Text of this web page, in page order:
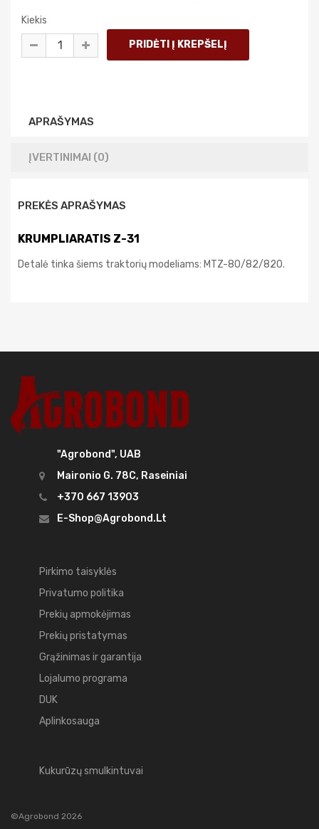
Kiekis
APRAŠYMAS
ĮVERTINIMAI (0)
PREKĖS APRAŠYMAS
KRUMPLIARATIS Z-31
Detalė tinka šiems traktorių modeliams: MTZ-80/82/820.
"Agrobond", UAB
Maironio G. 78C, Raseiniai
+370 667 13903
E-Shop@agrobond.lt
Pirkimo taisyklės
Privatumo politika
Prekių apmokėjimas
Prekių pristatymas
Grąžinimas ir garantija
Lojalumo programa
DUK
Aplinkosauga
Kukurūzų smulkintuvai
©Agrobond 2026